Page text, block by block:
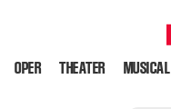
OPER THEATER MUSICAL